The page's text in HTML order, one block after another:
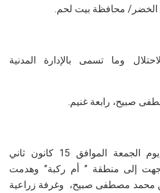
الخضر/ محافظة بيت لحم.
وما تسمى بالإدارة المدنية
صبيح، رابعة غنيم.
اقتحمت قوات الاحتلال، يوم الجمعة الموافق 15 كانون ثاني
وتوجهت إلى منطقة ” أم ركبة” وهدمت
محمد مصطفى صبيح، وغرفة زراعية